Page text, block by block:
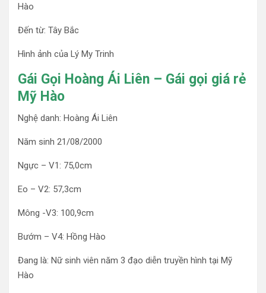
Hào
Đến từ: Tây Bắc
Hình ảnh của Lý My Trinh
Gái Gọi Hoàng Ái Liên – Gái gọi giá rẻ
Mỹ Hào
Nghệ danh: Hoàng Ái Liên
Năm sinh 21/08/2000
Ngực – V1: 75,0cm
Eo – V2: 57,3cm
Mông -V3: 100,9cm
Bướm – V4: Hồng Hào
Đang là: Nữ sinh viên năm 3 đạo diễn truyền hình tại Mỹ
Hào